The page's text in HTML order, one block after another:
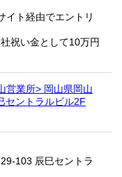
イト経由でエントリ
祝い金として10万円
営業所> 岡山県岡山
セントラルビル2F
103 辰巳セントラ